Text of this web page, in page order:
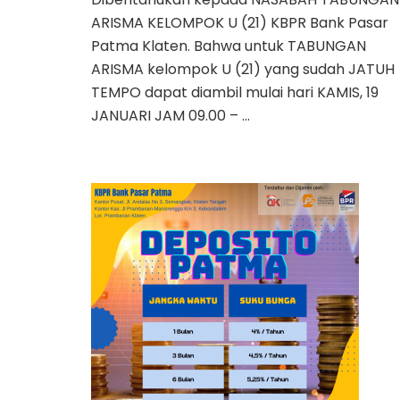
ARISMA KELOMPOK U (21) KBPR Bank Pasar
Patma Klaten. Bahwa untuk TABUNGAN
ARISMA kelompok U (21) yang sudah JATUH
TEMPO dapat diambil mulai hari KAMIS, 19
JANUARI JAM 09.00 – …